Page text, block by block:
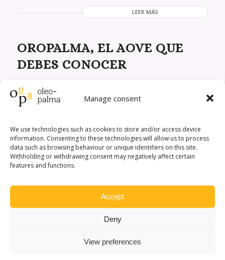
Manage consent
We use technologies such as cookies to store and/or access device
information. Consenting to these technologies will allow us to process
data such as browsing behaviour or unique identifiers on this site.
Withholding or withdrawing consent may negatively affect certain
features and functions.
Accept
Deny
View preferences
LEER MÁS
OROPALMA, EL AOVE QUE
DEBES CONOCER
Quienes son fanáticos del Aceite de Oliva Virgen Extra
(AOVE) no pueden vivir sin él. Es un producto que,
en la mesa. Por eso, siempre están buscando
versiones novedosas que se superen, en sabor e
intensidad. Si estás en este grupo de amantes del
AOVE, necesariamente, […]
POSTRES A BASE DE AOVE: